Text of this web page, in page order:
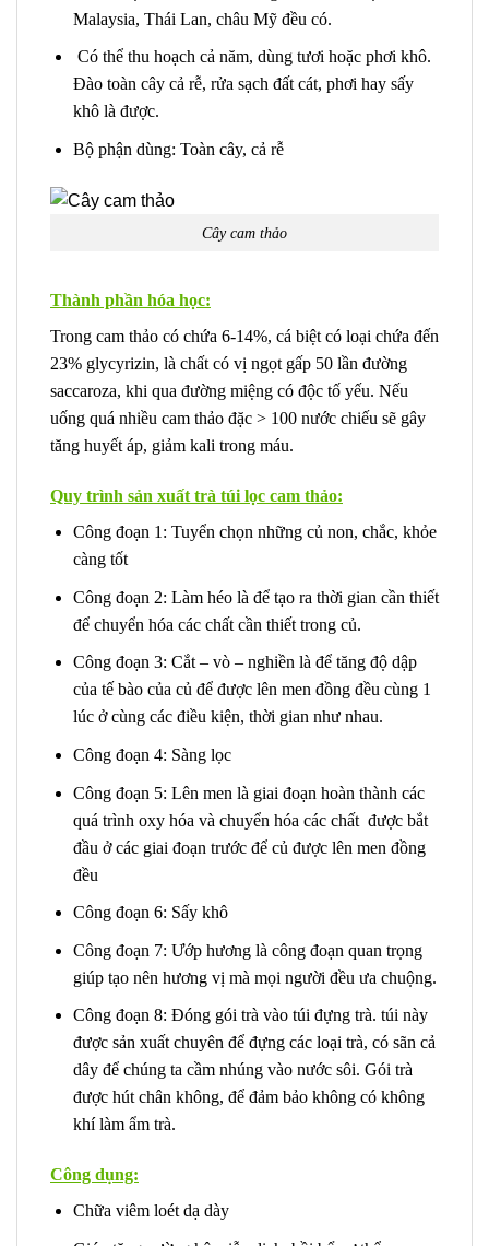
Malaysia, Thái Lan, châu Mỹ đều có.
Có thể thu hoạch cả năm, dùng tươi hoặc phơi khô.
Đào toàn cây cả rễ, rửa sạch đất cát, phơi hay sấy
khô là được.
Bộ phận dùng: Toàn cây, cả rễ
Cây cam thảo
Thành phần hóa học:
Trong cam thảo có chứa 6-14%, cá biệt có loại chứa đến
23% glycyrizin, là chất có vị ngọt gấp 50 lần đường
saccaroza, khi qua đường miệng có độc tố yếu. Nếu
uống quá nhiều cam thảo đặc > 100 nước chiếu sẽ gây
tăng huyết áp, giảm kali trong máu.
Quy trình sản xuất trà túi lọc cam thảo:
Công đoạn 1: Tuyển chọn những củ non, chắc, khỏe
càng tốt
Công đoạn 2: Làm héo là để tạo ra thời gian cần thiết
để chuyển hóa các chất cần thiết trong củ.
Công đoạn 3: Cắt – vò – nghiền là để tăng độ dập
của tế bào của củ để được lên men đồng đều cùng 1
lúc ở cùng các điều kiện, thời gian như nhau.
Công đoạn 4: Sàng lọc
Công đoạn 5: Lên men là giai đoạn hoàn thành các
quá trình oxy hóa và chuyển hóa các chất được bắt
đầu ở các giai đoạn trước để củ được lên men đồng
đều
Công đoạn 6: Sấy khô
Công đoạn 7: Ướp hương là công đoạn quan trọng
giúp tạo nên hương vị mà mọi người đều ưa chuộng.
Công đoạn 8: Đóng gói trà vào túi đựng trà. túi này
được sản xuất chuyên để đựng các loại trà, có sãn cả
dây để chúng ta cầm nhúng vào nước sôi. Gói trà
được hút chân không, để đảm bảo không có không
khí làm ẩm trà.
Công dụng:
Chữa viêm loét dạ dày